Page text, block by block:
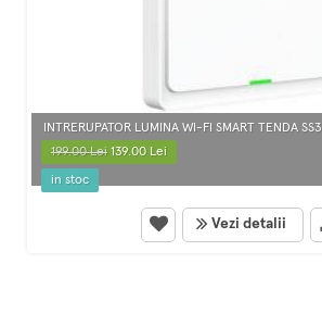
INTRERUPATOR LUMINA WI-FI SMART TENDA SS3
199.00 Lei139.00 Lei
in stoc
Vezi detalii